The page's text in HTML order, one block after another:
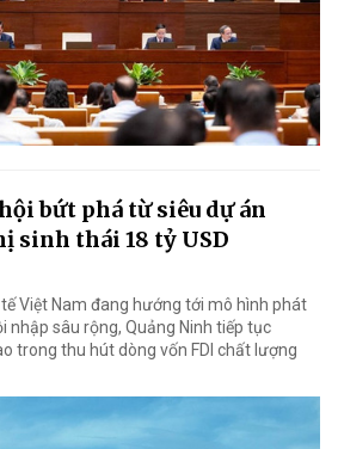
bứt phá từ siêu dự án
sinh thái 18 tỷ USD
Việt Nam đang hướng tới mô hình phát
nhập sâu rộng, Quảng Ninh tiếp tục
trong thu hút dòng vốn FDI chất lượng